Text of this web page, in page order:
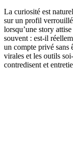
La curiosité est
sur un profil verrouillé
lorsqu’une story
souvent : est-il
un compte privé sans
virales et les outils
contredisent et